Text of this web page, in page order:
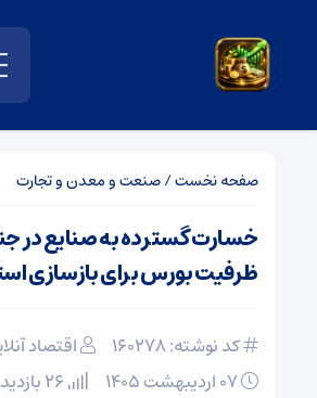
صفحه نخست/صنعت و معدن و تجارت
خسارت گسترده به صنایع در
ظرفیت بورس برای بازسازی
کد نوشته: 160278
اقتصاد